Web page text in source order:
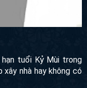
tuổi Kỷ Mùi trong